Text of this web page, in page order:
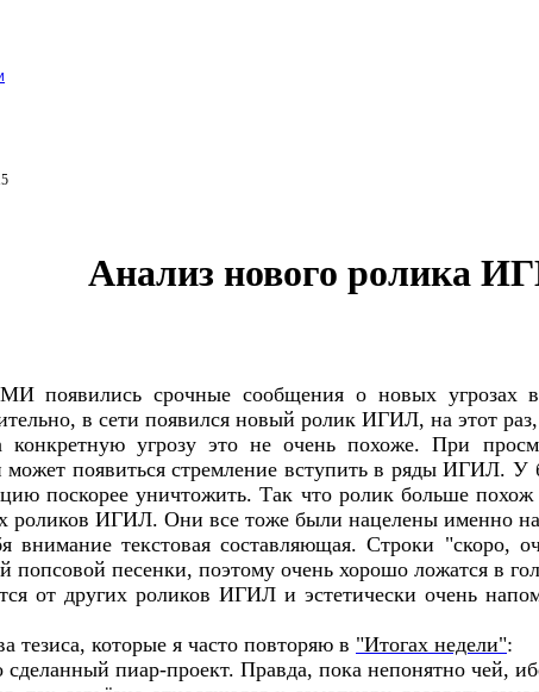
Анализ нового ролика
появились срочные сообщения о новых угрозах в
в сети появился новый ролик ИГИЛ, на этот
угрозу это не очень похоже. При
может появиться стремление вступить в ряды ИГИЛ.
поскорее уничтожить. Так что ролик больше
роликов ИГИЛ. Они все тоже были нацелены именно
внимание текстовая составляющая. Строки "скоро,
песенки, поэтому очень хорошо ложатся в
от других роликов ИГИЛ и эстетически очень
тезиса, которые я часто повторяю в "Итогах недели":
пиар-проект. Правда, пока непонятно чей,